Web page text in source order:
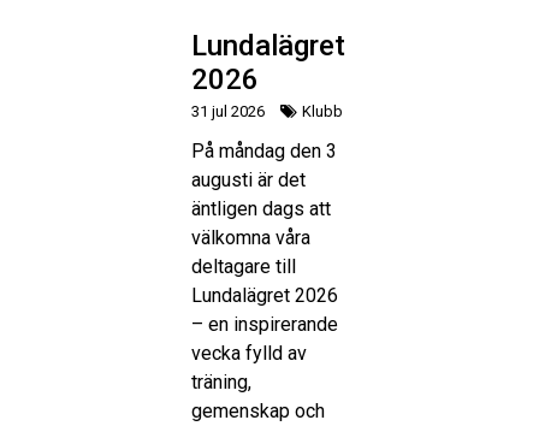
Lundalägret
2026
31 jul 2026 Klubb
På måndag den 3
augusti är det
äntligen dags att
välkomna våra
deltagare till
Lundalägret 2026
– en inspirerande
vecka fylld av
träning,
gemenskap och